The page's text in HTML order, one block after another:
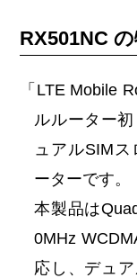
RX501NC
「LTE Mobile
ルルーター
ュアルSIM
ーターです。
本製品は
0MHz
応し、デュ